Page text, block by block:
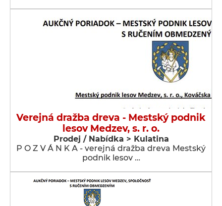
Verejná dražba dreva - Mestský podnik
lesov Medzev, s. r. o.
Prodej / Nabídka > Kulatina
P O Z V Á N K A - verejná dražba dreva Mestský
podnik lesov …